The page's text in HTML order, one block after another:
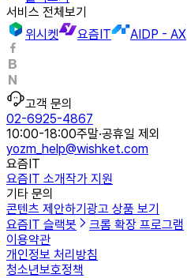
서비스 전체보기
위시켓
요즘IT AIDP - AX
고객 문의
02-6925-4867
10:00-18:00주말·공휴일 제외
yozm_help@wishket.com
요즘IT
요즘IT 소개작가 지원
기타 문의
콘텐츠 제안하기 광고 상품 보기
요즘IT 슬랙봇
크롬 확장 프로그램
이용약관
개인정보 처리방침
청소년보호정책